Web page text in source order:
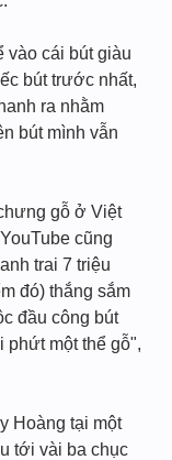
vào cái bút giàu
bút trước nhất,
ra nhằm
bút mình vẫn
gỗ ở Việt
cũng
trai 7 triệu
đó) thắng sắm
đầu công bút
phứt một thể gỗ",
Hoàng tại một
tới vài ba chục